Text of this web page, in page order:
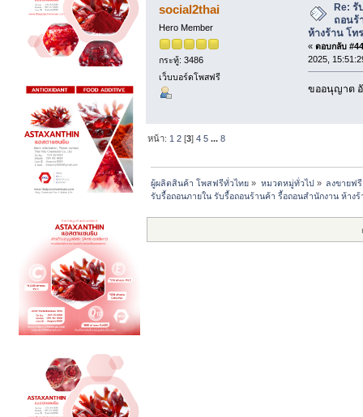
social2thai
Hero Member
กระทู้: 3486
เว็บบอร์ดโพสฟรี
Re: รั
ถอนร้
ห้างร้าน โท
« ตอบกลับ
2025,
ขออนุญาต
หน้า: 1 2 [3]4 5 ...8
ผู้ผลิตสินค้า โพสฟรีทั่วไทย » หมวดหมู่ทั่วไป» ลงขายฟ
รับรื้อถอนภายใน รับรื้อถอนร้านค้า รื้อถอนสำนักงาน ห้าง